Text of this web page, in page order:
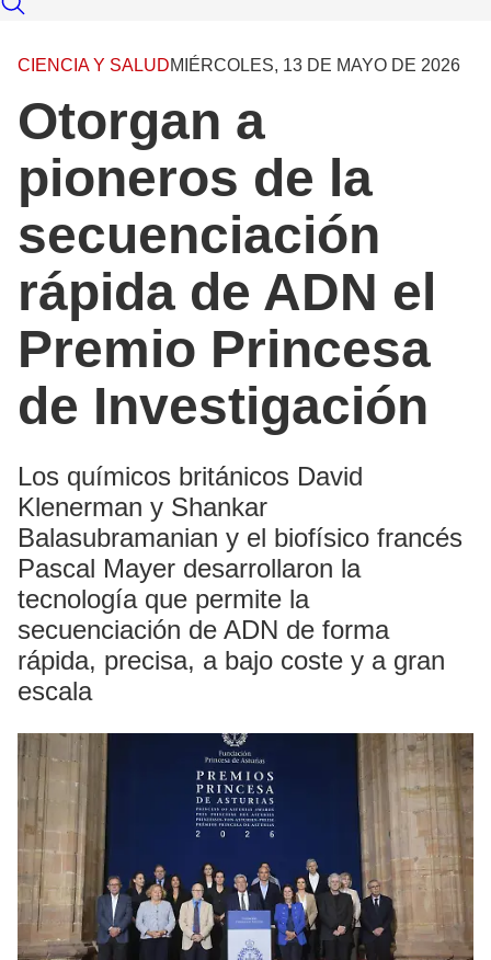
CIENCIA Y SALUDMIÉRCOLES, 13 DE MAYO DE 2026
Otorgan a
pioneros de la
secuenciación
rápida de ADN el
Premio Princesa
de Investigación
Los químicos británicos David
Klenerman y Shankar
Balasubramanian y el biofísico francés
Pascal Mayer desarrollaron la
tecnología que permite la
secuenciación de ADN de forma
rápida, precisa, a bajo coste y a gran
escala